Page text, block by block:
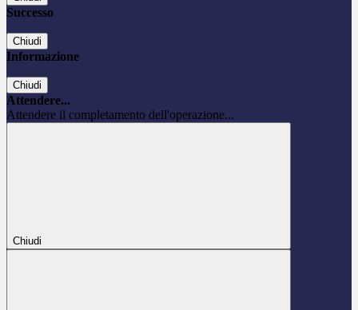
Successo
Chiudi
Informazione
Chiudi
Attendere...
Attendere il completamento dell'operazione...
Chiudi